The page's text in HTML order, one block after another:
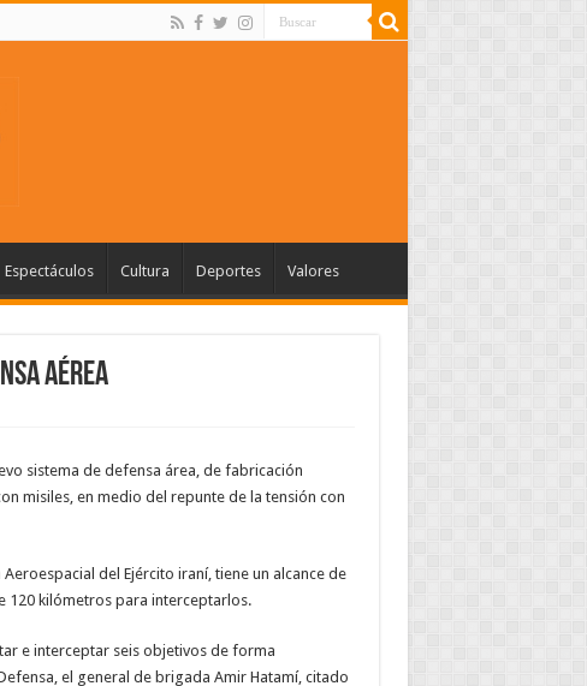
Espectáculos Cultura Deportes Valores
aérea
sistema de defensa área, de fabricación
misiles, en medio del repunte de la tensión con
del Ejército iraní, tiene un alcance de
120 kilómetros para interceptarlos.
e interceptar seis objetivos de forma
el general de brigada Amir Hatamí, citado